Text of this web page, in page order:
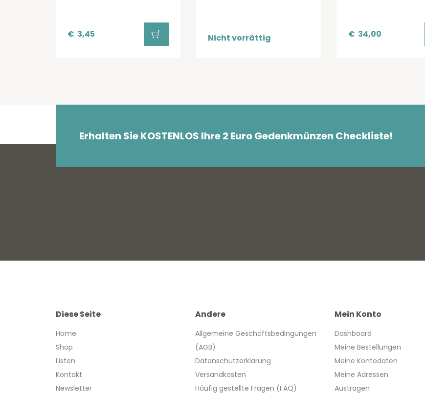
€ 3,45 Nicht vorrättig € 34,00
Erhalten Sie KOSTENLOS Ihre 2 Euro Gedenkmünzen Checkliste!
Diese Seite
Home
Shop
Listen
Kontakt
Newsletter
Andere
Allgemeine Geschäftsbedingungen
(AGB)
Datenschutzerklärung
Versandkosten
Häufig gestellte Fragen (FAQ)
Mein Konto
Dashboard
Meine Bestellungen
Meine Kontodaten
Meine Adressen
Austragen